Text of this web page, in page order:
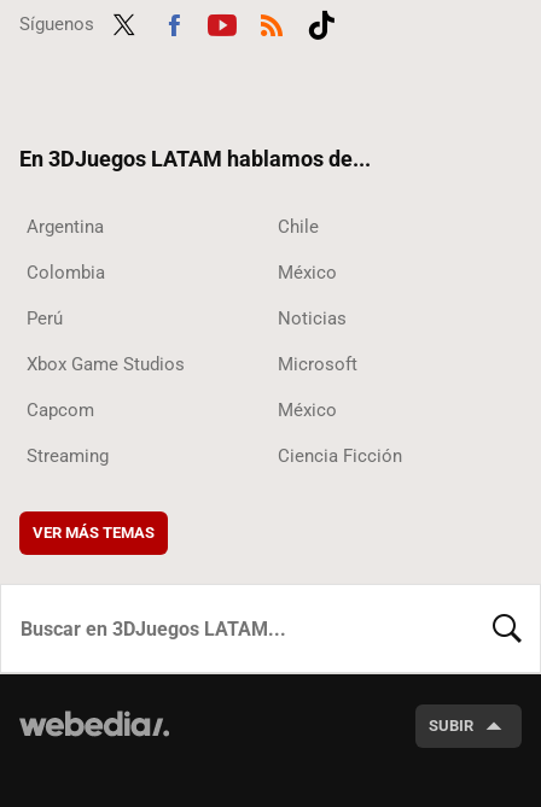
Síguenos
En 3DJuegos LATAM hablamos de...
Argentina Chile
Colombia México
Perú Noticias
Xbox Game Studios Microsoft
Capcom México
Streaming Ciencia Ficción
VER MÁS TEMAS
SUBIR